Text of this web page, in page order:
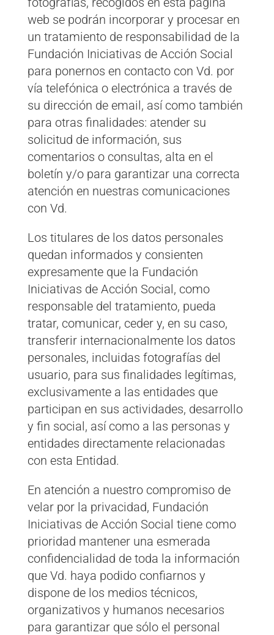
web se podrán incorporar y procesar en
un tratamiento de responsabilidad de la
Fundación Iniciativas de Acción Social
para ponernos en contacto con Vd. por
vía telefónica o electrónica a través de
su dirección de email, así como también
para otras finalidades: atender su
solicitud de información, sus
comentarios o consultas, alta en el
boletín y/o para garantizar una correcta
atención en nuestras comunicaciones
con Vd.
Los titulares de los datos personales
quedan informados y consienten
expresamente que la Fundación
Iniciativas de Acción Social, como
responsable del tratamiento, pueda
tratar, comunicar, ceder y, en su caso,
transferir internacionalmente los datos
personales, incluidas fotografías del
usuario, para sus finalidades legítimas,
exclusivamente a las entidades que
participan en sus actividades, desarrollo
y fin social, así como a las personas y
entidades directamente relacionadas
con esta Entidad.
En atención a nuestro compromiso de
velar por la privacidad, Fundación
Iniciativas de Acción Social tiene como
prioridad mantener una esmerada
confidencialidad de toda la información
que Vd. haya podido confiarnos y
dispone de los medios técnicos,
organizativos y humanos necesarios
para garantizar que sólo el personal